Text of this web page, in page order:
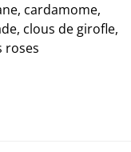
cardamome,
clous de girofle,
roses